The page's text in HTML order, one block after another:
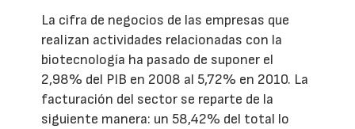
La cifra de negocios de las empresas que
realizan actividades relacionadas con la
biotecnología ha pasado de suponer el
2,98% del PIB en 2008 al 5,72% en 2010. La
facturación del sector se reparte de la
siguiente manera: un 58,42% del total lo